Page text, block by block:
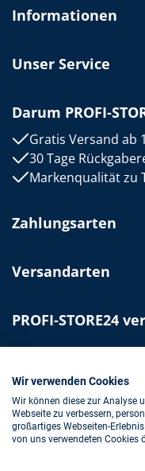
Informationen
Unser Service
Darum PROFI-
Gratis Versand ab
30 Tage
Markenqualität zu
Zahlungsarten
Versandarten
PROFI-STORE24
Wir verwenden Cookies
Wir können diese zur Analyse
Webseite zu verbessern,
großartiges Webseiten-
von uns verwendeten Cookies